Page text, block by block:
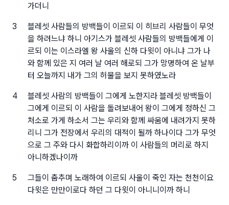
가더니
3
블레셋 사람들의 방백들이 이르되 이 히브리 사람들이 무엇
을 하려느냐 하니 아기스가 블레셋 사람들의 방백들에게 이
르되 이는 이스라엘 왕 사울의 신하 다윗이 아니냐 그가 나
와 함께 있은 지 여러 날 여러 해로되 그가 망명하여 온 날부
터 오늘까지 내가 그의 허물을 보지 못하였노라
4
블레셋 사람의 방백들이 그에게 노한지라 블레셋 방백들이
그에게 이르되 이 사람을 돌려보내어 왕이 그에게 정하신 그
처소로 가게 하소서 그는 우리와 함께 싸움에 내려가지 못하
리니 그가 전장에서 우리의 대적이 될까 하나이다 그가 무엇
으로 그 주와 다시 화합하리이까 이 사람들의 머리로 하지
아니하겠나이까
5
그들이 춤추며 노래하여 이르되 사울이 죽인 자는 천천이요
다윗은 만만이로다 하던 그 다윗이 아니니이까 하니